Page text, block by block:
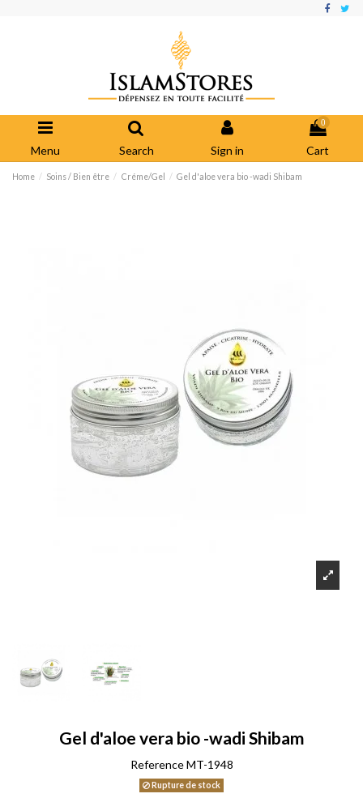
Menu Search Sign in
0
Cart
Home Soins / Bien être Créme/Gel Gel d'aloe vera bio -wadi Shibam
Gel d'aloe vera bio -wadi Shibam
Reference MT-1948
Rupture de stock